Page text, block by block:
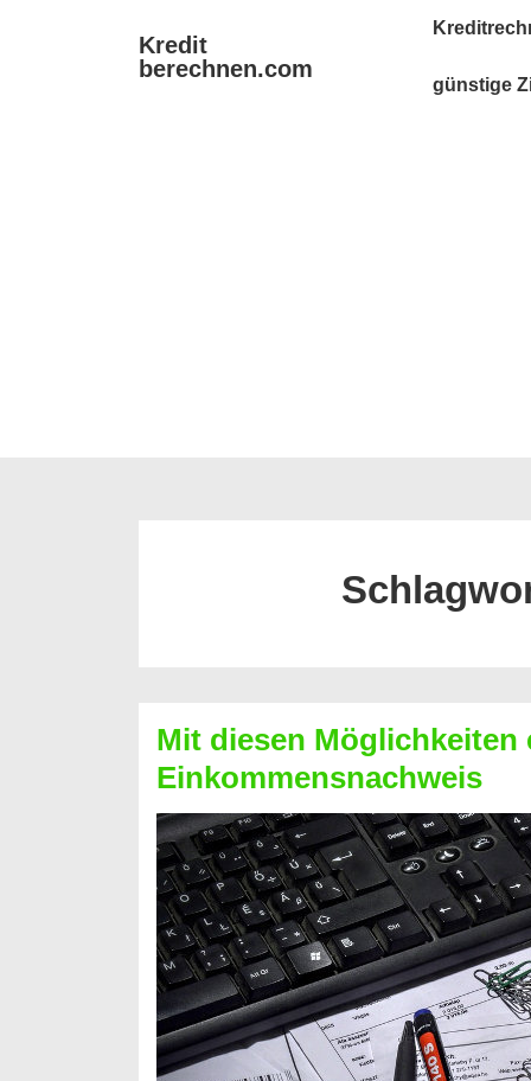
Kredit
berechnen.com
Main
günstige
Mit diesen Möglichkeiten
Einkommensnachweis